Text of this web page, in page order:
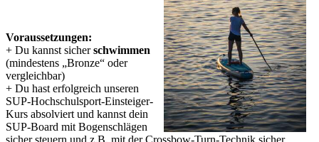
Voraussetzungen:
+ Du kannst sicherschwimmen
(mindestens „Bronze“ oder
vergleichbar)
+ Du hast erfolgreich unseren
SUP-Hochschulsport-Einsteiger-
Kurs absolviert und kannst dein
SUP-Board mit Bogenschlägen
sicher steuern und z.B. mit der Crossbow-Turn-Technik sicher